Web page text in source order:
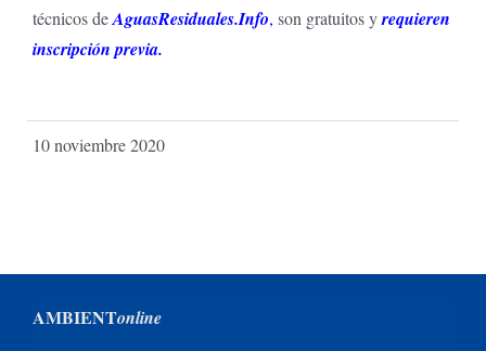
técnicos deAguasResiduales.Info, son gratuitos yrequieren
inscripción previa.
10 noviembre 2020
AMBIENTonline